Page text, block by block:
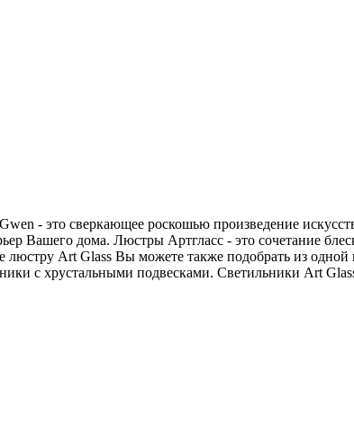
- это сверкающее роскошью произведение
Вашего дома. Люстры Артгласс - это сочетание
Art Glass Вы можете также подобрать из одной
с хрустальными подвесками. Светильники Art